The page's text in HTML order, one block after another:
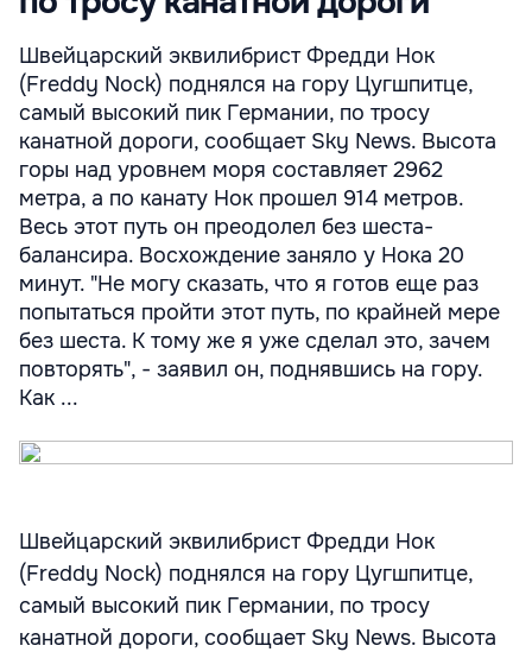
Швейцарский эквилибрист Фредди Нок
(Freddy Nock) поднялся на гору Цугшпитце,
самый высокий пик Германии, по тросу
канатной дороги, сообщает Sky News. Высота
горы над уровнем моря составляет 2962
метра, а по канату Нок прошел 914 метров.
Весь этот путь он преодолел без шеста-
балансира. Восхождение заняло у Нока 20
минут. "Не могу сказать, что я готов еще раз
попытаться пройти этот путь, по крайней мере
без шеста. К тому же я уже сделал это, зачем
повторять", - заявил он, поднявшись на гору.
Как ...
Швейцарский эквилибрист Фредди Нок
(Freddy Nock) поднялся на гору Цугшпитце,
самый высокий пик Германии, по тросу
канатной дороги, сообщает Sky News. Высота